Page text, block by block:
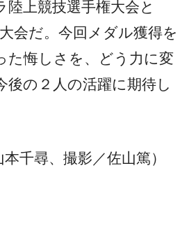
陸上競技選手権大会と
会だ。今回メダル獲得を
た悔しさを、どう力に変
後の２人の活躍に期待し
本千尋、撮影／佐山篤）